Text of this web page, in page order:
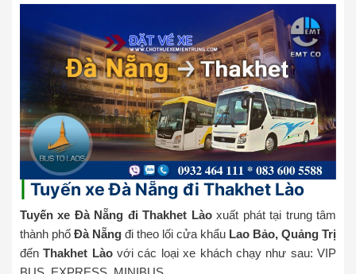
Tuyến xe Đà Nẵng đi Thakhet Lào
Tuyến xe Đà Nẵng điThakhet Làoxuất phát tại trung tâm
thành phố Đà Nẵng đi theo lối cửa khẩu Lao Bảo, Quảng Trị
đếnThakhet Làovới các loại xe khách chạy như sau: VIP